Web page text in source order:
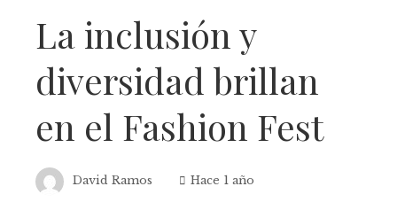
La inclusión y
diversidad brillan
en el Fashion Fest
David Ramos Hace 1 año